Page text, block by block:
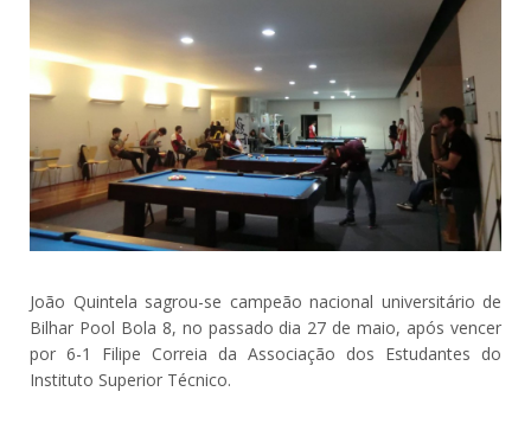
João Quintela sagrou-se campeão nacional universitário de
Bilhar Pool Bola 8, no passado dia 27 de maio, após vencer
por 6-1 Filipe Correia da Associação dos Estudantes do
Instituto Superior Técnico.